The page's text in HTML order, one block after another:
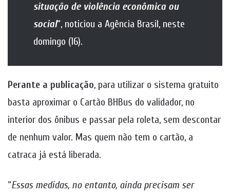
situação de violência econômica ou
social“, noticiou a Agência Brasil, neste
domingo (16).
Perante a publicação, para utilizar o sistema gratuito
basta aproximar o Cartão BHBus do validador, no
interior dos ônibus e passar pela roleta, sem descontar
de nenhum valor. Mas quem não tem o cartão, a
catraca já está liberada.
“Essas medidas, no entanto, ainda precisam ser